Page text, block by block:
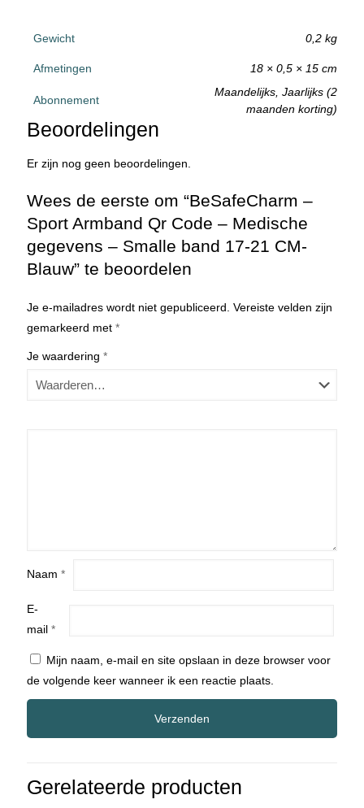
Gewicht 0,2 kg
Afmetingen 18 × 0,5 × 15 cm
Abonnement
Maandelijks, Jaarlijks (2
maanden korting)
Beoordelingen
Er zijn nog geen beoordelingen.
Wees de eerste om “BeSafeCharm –
Sport Armband Qr Code – Medische
gegevens – Smalle band 17-21 CM-
Blauw” te beoordelen
Je e-mailadres wordt niet gepubliceerd. Vereiste velden zijn
gemarkeerd met *
Je waardering *
Naam *
E-
mail *
Mijn naam, e-mail en site opslaan in deze browser voor
de volgende keer wanneer ik een reactie plaats.
Gerelateerde producten